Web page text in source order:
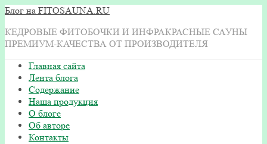
Блог на FITOSAUNA.RU
КЕДРОВЫЕ ФИТОБОЧКИ И ИНФРАКРАСНЫЕ САУНЫ
ПРЕМИУМ-КАЧЕСТВА ОТ ПРОИЗВОДИТЕЛЯ
Главная сайта
Лента блога
Содержание
Наша продукция
О блоге
Об авторе
Контакты